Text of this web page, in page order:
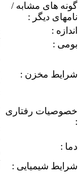
گونه های مشابه /
نامهای دیگر :
اندازه :
بومی :
شرایط مخزن :
خصوصیات رفتاری
:
دما :
شرایط شیمیایی :